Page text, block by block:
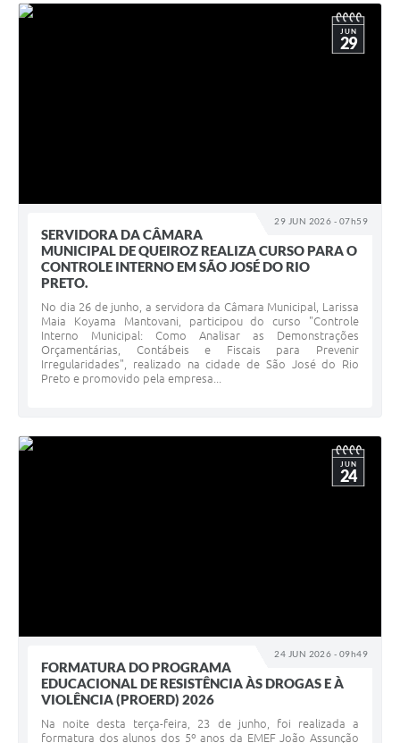
29 JUN 2026 - 07h59
JUN
29
SERVIDORA DA CÂMARA
MUNICIPAL DE QUEIROZ REALIZA CURSO PARA O
CONTROLE INTERNO EM SÃO JOSÉ DO RIO
PRETO.
No dia 26 de junho, a servidora da Câmara Municipal, Larissa
Maia Koyama Mantovani, participou do curso "Controle
Interno Municipal: Como Analisar as Demonstrações
Orçamentárias, Contábeis e Fiscais para Prevenir
Irregularidades", realizado na cidade de São José do Rio
Preto e promovido pela empresa...
24 JUN 2026 - 09h49
JUN
24
FORMATURA DO PROGRAMA
EDUCACIONAL DE RESISTÊNCIA ÀS DROGAS E À
VIOLÊNCIA (PROERD) 2026
Na noite desta terça-feira, 23 de junho, foi realizada a
formatura dos alunos dos 5º anos da EMEF João Assunção